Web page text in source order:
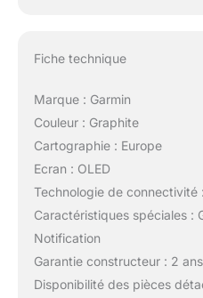
Fiche technique
Marque : Garmin
Couleur : Graphite
Cartographie : Europe
Ecran : OLED
Technologie de connectivité
Caractéristiques spéciales :
Notification
Garantie constructeur : 2
Disponibilité des pièces